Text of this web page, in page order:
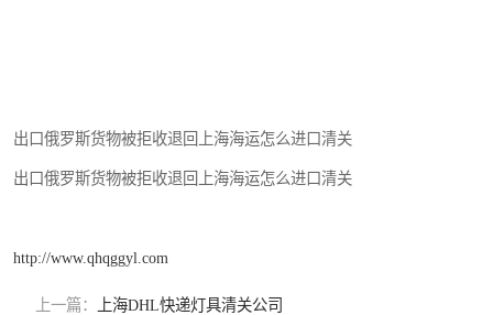
出口俄罗斯货物被拒收退回上海海运怎么进口清关
出口俄罗斯货物被拒收退回上海海运怎么进口清关
http://www.qhqggyl.com
上一篇： 上海DHL快递灯具清关公司